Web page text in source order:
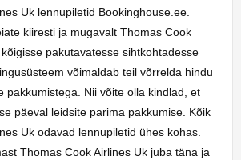
Uk lennupiletid Bookinghouse.ee.
kiiresti ja mugavalt Thomas Cook
pakutavatesse sihtkohtadesse
võimaldab teil võrrelda hindu
pakkumistega. Nii võite olla kindlad, et
päeval leidsite parima pakkumise. Kõik
Uk odavad lennupiletid ühes kohas.
Thomas Cook Airlines Uk juba täna ja